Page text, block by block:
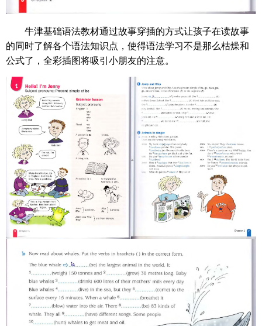
牛津基础语法教材通过故事穿插的方式让孩子在读故事
的同时了解各个语法知识点，使得语法学习不是那么枯燥和
公式了，全彩插图将吸引小朋友的注意。